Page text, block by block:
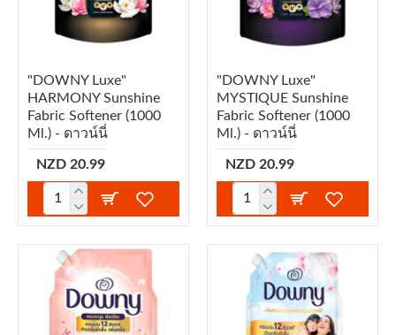
"DOWNY Luxe"
HARMONY Sunshine
Fabric Softener (1000
Ml.) - ดาวน์นี่
NZD 20.99
"DOWNY Luxe"
MYSTIQUE Sunshine
Fabric Softener (1000
Ml.) - ดาวน์นี่
NZD 20.99